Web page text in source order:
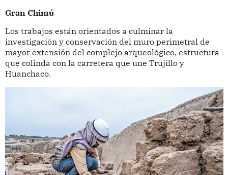
Gran Chimú
Los trabajos están orientados a culminar la
investigación y conservación del muro perimetral de
mayor extensión del complejo arqueológico, estructura
que colinda con la carretera que une Trujillo y
Huanchaco.